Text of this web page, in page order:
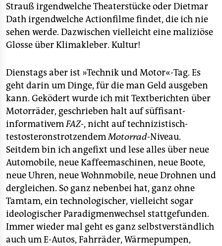
Strauß irgendwelche Theaterstücke oder Dietmar
Dath irgendwelche Actionfilme findet, die ich nie
sehen werde. Dazwischen vielleicht eine maliziöse
Glosse über Klimakleber. Kultur!
Dienstags aber ist »Technik und Motor«-Tag. Es
geht darin um Dinge, für die man Geld ausgeben
kann. Geködert wurde ich mit Textberichten über
Motorräder, geschrieben halt auf süffisant-
informativemFAZ-, nicht auf technizistisch-
testosteronstrotzendemMotorrad-Niveau.
Seitdem bin ich angefixt und lese alles über neue
Automobile, neue Kaffeemaschinen, neue Boote,
neue Uhren, neue Wohnmobile, neue Drohnen und
dergleichen. So ganz nebenbei hat, ganz ohne
Tamtam, ein technologischer, vielleicht sogar
ideologischer Paradigmenwechsel stattgefunden.
Immer wieder mal geht es ganz selbstverständlich
auch um E-Autos, Fahrräder, Wärmepumpen,